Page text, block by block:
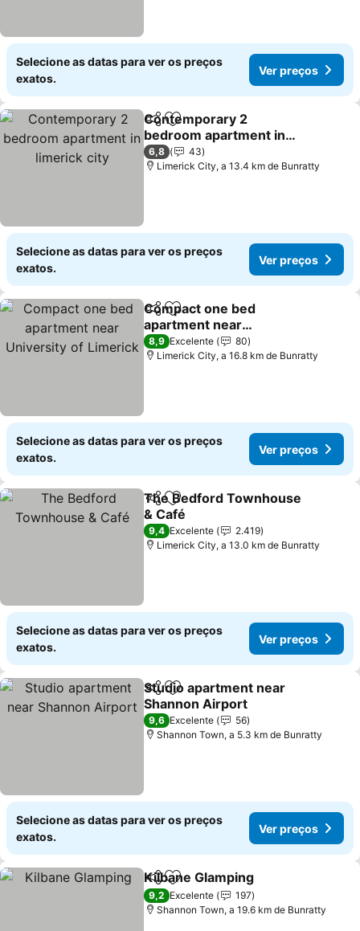
Selecione as datas para ver os preços
exatos.
Ver preços
PartilharAdicionar aos favoritos
Contemporary 2
bedroom apartment in
limerick city
Ver preços
6,8
43
Limerick City, a 13.4 km de Bunratty
Selecione as datas para ver os preços
exatos.
Ver preços
PartilharAdicionar aos favoritos
Compact one bed
apartment near
University of Limerick
Ver preços
8,9 Excelente
80
Limerick City, a 16.8 km de Bunratty
Selecione as datas para ver os preços
exatos.
Ver preços
PartilharAdicionar aos favoritos
The Bedford Townhouse
& Café
Ver preços
9,4 Excelente
2.419
Limerick City, a 13.0 km de Bunratty
Selecione as datas para ver os preços
exatos.
Ver preços
PartilharAdicionar aos favoritos
Studio apartment near
Shannon Airport
Ver preços
9,6 Excelente
56
Shannon Town, a 5.3 km de Bunratty
Selecione as datas para ver os preços
exatos.
Ver preços
PartilharAdicionar aos favoritos
Kilbane Glamping
9,2 Excelente
197
Shannon Town, a 19.6 km de Bunratty